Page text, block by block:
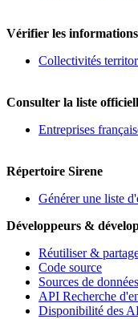
Vérifier les
Collectivités
Consulter la liste
Entreprises
Répertoire Sirene
Générer une liste
Développeurs &
Réutiliser &
Code source
Sources de données
API Recherche
Disponibilité des